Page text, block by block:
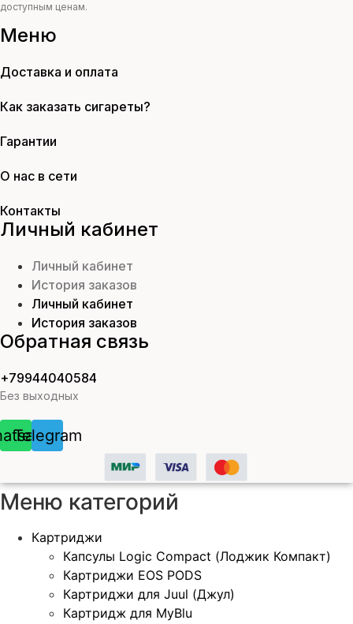
доступным ценам.
Меню
Доставка и оплата
Как заказать сигареты?
Гарантии
О нас в сети
Контакты
Личный кабинет
Личный кабинет
История заказов
Личный кабинет
История заказов
Обратная связь
+79944040584
Без выходных
Telegram
Меню категорий
Картриджи
Капсулы Logic Compact (Лоджик Компакт)
Картриджи EOS PODS
Картриджи для Juul (Джул)
Картридж для MyBlu